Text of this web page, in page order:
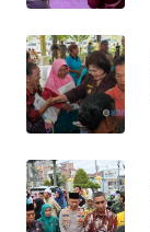
WATCH
MKLI
LPKKI
LKKI